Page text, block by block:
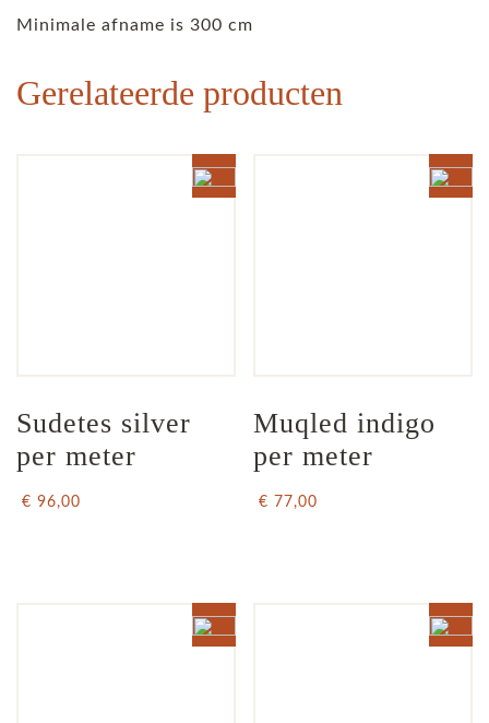
Minimale afname is 300 cm
Gerelateerde producten
Sudetes silver
per meter
€ 96,00
Muqled indigo
per meter
€ 77,00